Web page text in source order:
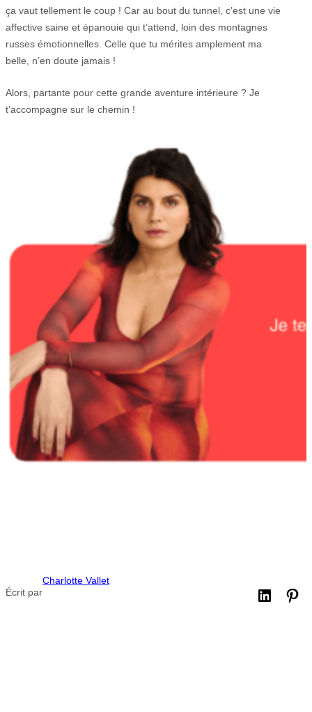
ça vaut tellement le coup ! Car au bout du tunnel, c’est une vie
affective saine et épanouie qui t’attend, loin des montagnes
russes émotionnelles. Celle que tu mérites amplement ma
belle, n’en doute jamais !
Alors, partante pour cette grande aventure intérieure ? Je
t’accompagne sur le chemin !
Écrit par
Charlotte Vallet